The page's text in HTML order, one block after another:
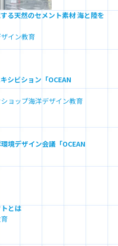
る天然のセメント素材 海と陸を
イン教育
シビション「OCEAN
ョップ海洋デザイン教育
境デザイン会議「OCEAN
とは